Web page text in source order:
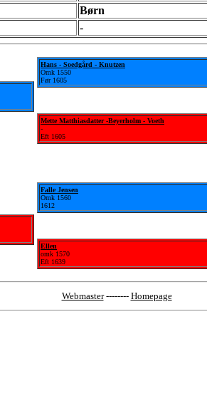
Børn
-
Hans - Soedgård - Knutzen
Omk 1550
Før 1605
Mette Matthiasdatter -Beyerholm - Voeth
-
Eft 1605
Falle Jensen
Omk 1560
1612
Ellen
omk 1570
Eft 1639
Webmaster-------- Homepage